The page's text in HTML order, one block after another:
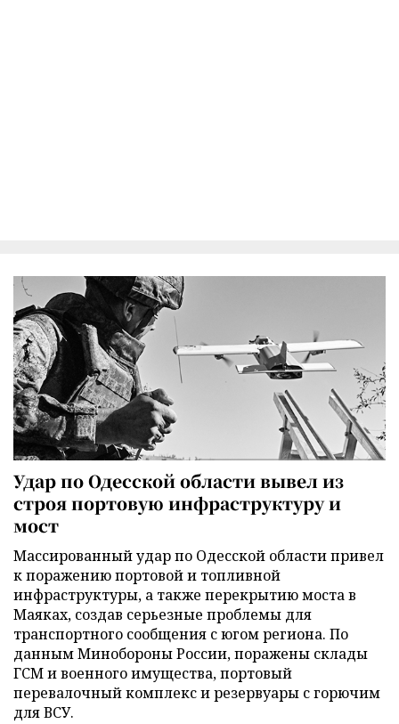
Удар по Одесской области вывел из
строя портовую инфраструктуру и
мост
Массированный удар по Одесской области привел
к поражению портовой и топливной
инфраструктуры, а также перекрытию моста в
Маяках, создав серьезные проблемы для
транспортного сообщения с югом региона. По
данным Минобороны России, поражены склады
ГСМ и военного имущества, портовый
перевалочный комплекс и резервуары с горючим
для ВСУ.